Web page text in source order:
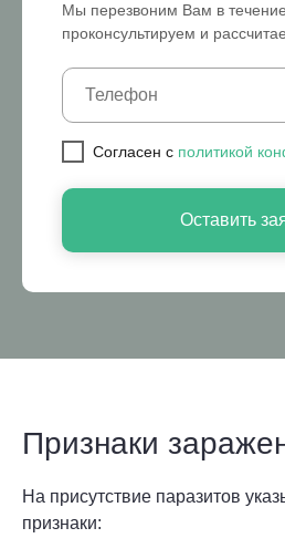
Мы перезвоним Вам в
проконсультируем и
Cогласен с политикой
Оставить
Признаки
На присутствие паразитов
признаки: